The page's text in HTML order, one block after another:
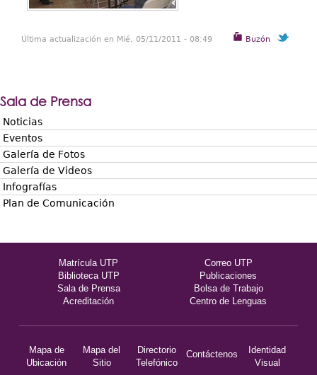
Buzón
Última actualización en Mié, 05/11/2011 - 08:49
Sala de Prensa
Noticias
Eventos
Galería de Fotos
Galería de Videos
Infografías
Plan de Comunicación
Matrícula UTP
Correo UTP
Biblioteca UTP
Publicaciones
Sala de Prensa
Bolsa de Trabajo
Acreditación
Centro de Lenguas
Mapa de
Ubicación
Mapa del
Sitio
Directorio
Telefónico
Contáctenos
Identidad
Visual